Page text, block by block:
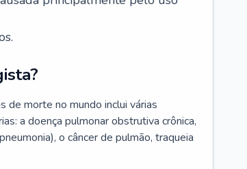
de morte no mundo inclui várias
a doença pulmonar obstrutiva crônica,
o câncer de pulmão, traqueia